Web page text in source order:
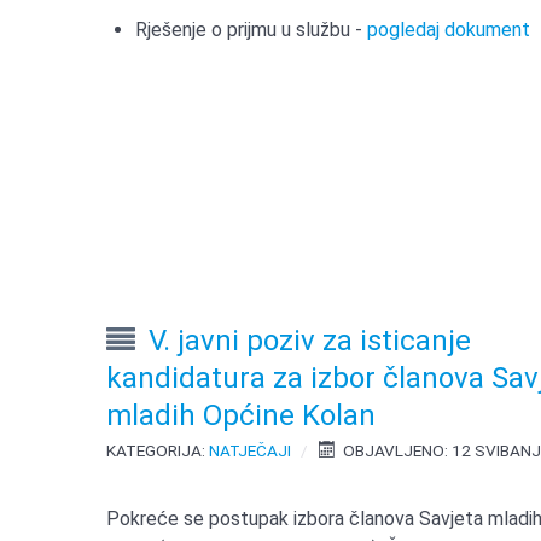
Rješenje o prijmu u službu -pogledaj dokument
V. javni poziv za isticanje
kandidatura za izbor članova
mladih Općine Kolan
KATEGORIJA:NATJEČAJI OBJAVLJENO: 12
Pokreće se postupak izbora članova Savjeta